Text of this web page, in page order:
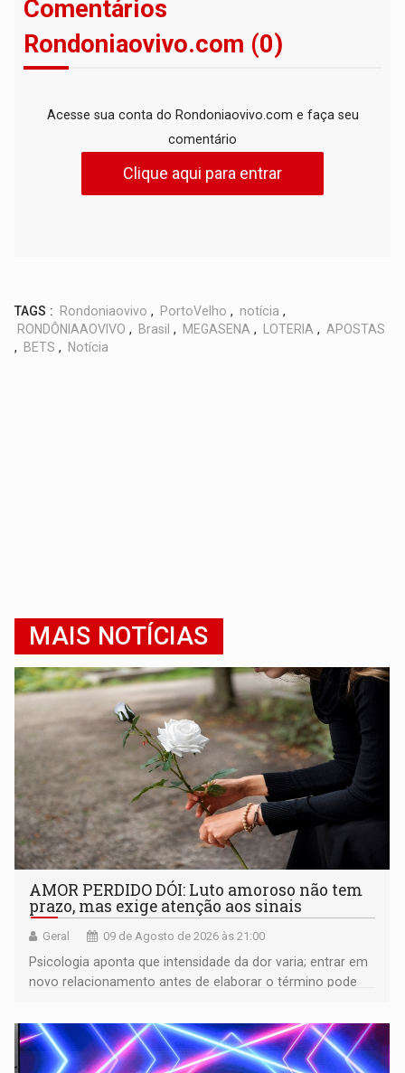
Comentários
Rondoniaovivo.com (0)
Acesse sua conta do Rondoniaovivo.com e faça seu
comentário
Clique aqui para entrar
TAGS : Rondoniaovivo , PortoVelho , notícia ,
RONDÔNIAAOVIVO , Brasil , MEGASENA , LOTERIA , APOSTAS
,
BETS , Notícia
MAIS NOTÍCIAS
AMOR PERDIDO DÓI: Luto amoroso não tem
prazo, mas exige atenção aos sinais
Geral 09 de Agosto de 2026 às 21:00
Psicologia aponta que intensidade da dor varia; entrar em
novo relacionamento antes de elaborar o término pode